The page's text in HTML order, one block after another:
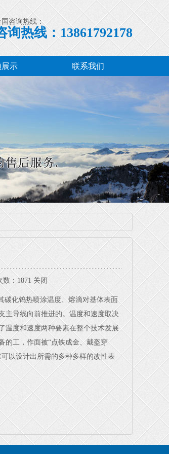
国咨询热线：
询热线：13861792178
示 联系我们
：1871 关闭
碳化钨热喷涂温度、熔滴对基体表面
主导线向前推进的。温度和速度取决
温度和速度两种要素在整个技术发展
的工，作面被“点铁成金、戴盔穿
以设计出所需的多种多样的改性表